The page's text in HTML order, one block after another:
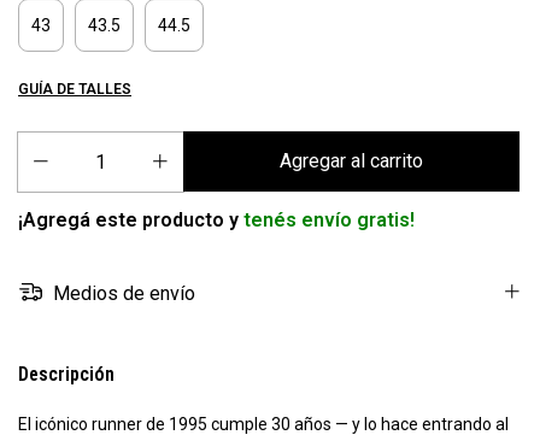
43 43.5 44.5
GUÍA DE TALLES
¡Agregá este producto y tenés envío gratis!
Medios de envío
Descripción
El icónico runner de 1995 cumple 30 años — y lo hace entrando al